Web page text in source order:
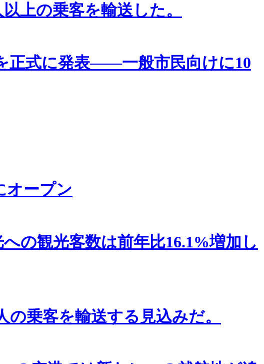
上の乗客を輸送した。
正式に発表――一般市民向けに10
オープン
の観光客数は前年比16.1%増加し
乗客を輸送する見込みだ。